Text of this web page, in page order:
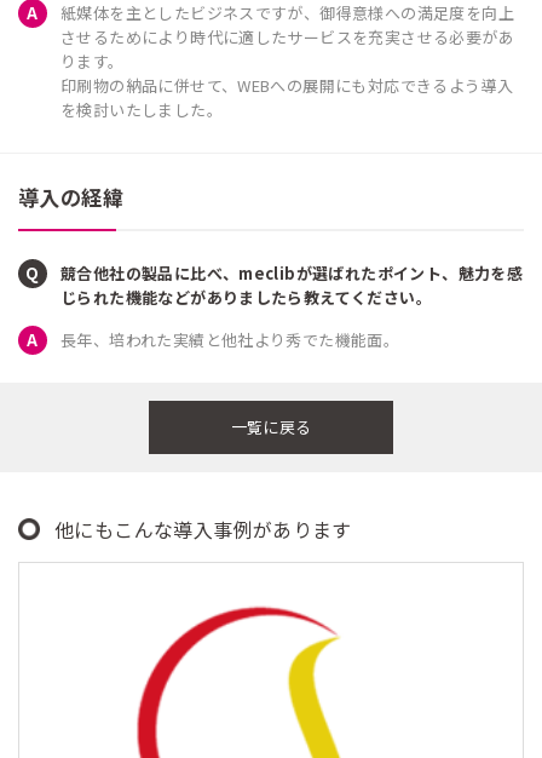
紙媒体を主としたビジネスですが、御得意様への満足度を向上
させるためにより時代に適したサービスを充実させる必要があ
ります。
印刷物の納品に併せて、WEBへの展開にも対応できるよう導入
を検討いたしました。
導入の経緯
競合他社の製品に比べ、meclibが選ばれたポイント、魅力を感
じられた機能などがありましたら教えてください。
長年、培われた実績と他社より秀でた機能面。
一覧に戻る
他にもこんな導入事例があります